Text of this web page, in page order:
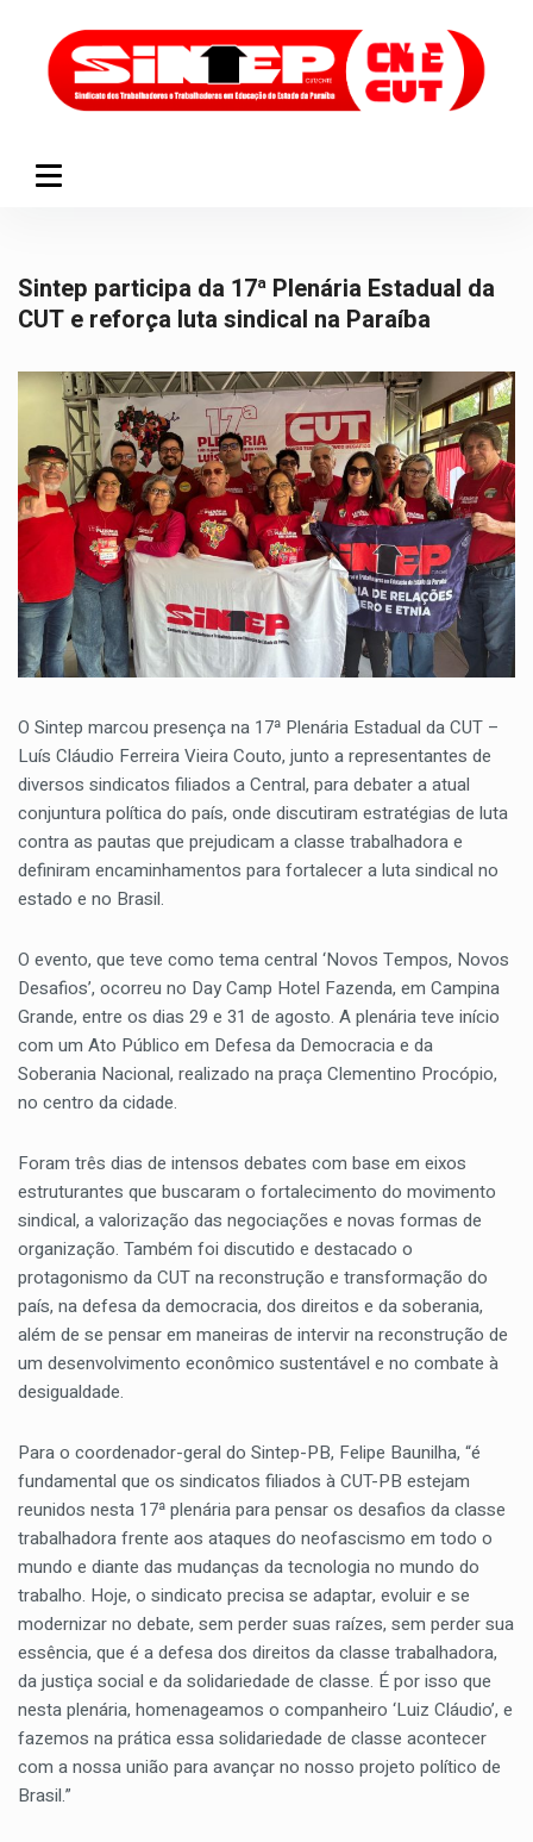
Sintep participa da 17ª Plenária Estadual da
CUT e reforça luta sindical na Paraíba
O Sintep marcou presença na 17ª Plenária Estadual da CUT –
Luís Cláudio Ferreira Vieira Couto, junto a representantes de
diversos sindicatos filiados a Central, para debater a atual
conjuntura política do país, onde discutiram estratégias de luta
contra as pautas que prejudicam a classe trabalhadora e
definiram encaminhamentos para fortalecer a luta sindical no
estado e no Brasil.
O evento, que teve como tema central ‘Novos Tempos, Novos
Desafios’, ocorreu no Day Camp Hotel Fazenda, em Campina
Grande, entre os dias 29 e 31 de agosto. A plenária teve início
com um Ato Público em Defesa da Democracia e da
Soberania Nacional, realizado na praça Clementino Procópio,
no centro da cidade.
Foram três dias de intensos debates com base em eixos
estruturantes que buscaram o fortalecimento do movimento
sindical, a valorização das negociações e novas formas de
organização. Também foi discutido e destacado o
protagonismo da CUT na reconstrução e transformação do
país, na defesa da democracia, dos direitos e da soberania,
além de se pensar em maneiras de intervir na reconstrução de
um desenvolvimento econômico sustentável e no combate à
desigualdade.
Para o coordenador-geral do Sintep-PB, Felipe Baunilha, “é
fundamental que os sindicatos filiados à CUT-PB estejam
reunidos nesta 17ª plenária para pensar os desafios da classe
trabalhadora frente aos ataques do neofascismo em todo o
mundo e diante das mudanças da tecnologia no mundo do
trabalho. Hoje, o sindicato precisa se adaptar, evoluir e se
modernizar no debate, sem perder suas raízes, sem perder sua
essência, que é a defesa dos direitos da classe trabalhadora,
da justiça social e da solidariedade de classe. É por isso que
nesta plenária, homenageamos o companheiro ‘Luiz Cláudio’, e
fazemos na prática essa solidariedade de classe acontecer
com a nossa união para avançar no nosso projeto político de
Brasil.”